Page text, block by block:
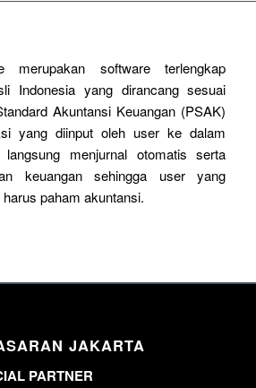
merupakan software terlengkap
Indonesia yang dirancang sesuai
Akuntansi Keuangan (PSAK)
yang diinput oleh user ke dalam
menjurnal otomatis serta
keuangan sehingga user yang
paham akuntansi.
JAKARTA
PARTNER